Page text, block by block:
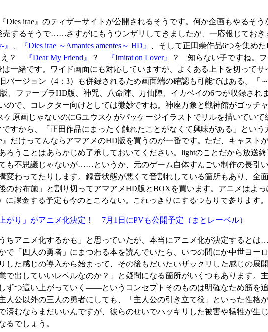
irae』のティザーサイトが公開されるそうです。何か企画もやるそう
売するそうで……さすがにもうウンザリしてきましたが、一応報じておき
『Dies irae ～Amantes amentes～ HD』 、そして正田崇作品6つを集め
え？ 『Dear My Friend』 ？ 『Imitation Lover』
？ 知らない子ですね。
一緒です。ワイド画面にも対応していますが、よくある上下を切ってサ
ージョン（4：3）も併録されるため画面端の確認も可能ではある。「～
、ファーブラHD版、神咒、八命陣、万仙陣、イカベイの6つが収録され
ので、コレクター向けとしては微妙ですね。神座万象と戦神館がゴッチ
原画じゃないのにGユウスケがパッケージイラストでリルを描いていて
すから、「正田作品にまったく触れたことがなくて興味がある」とい
だけってんならアマアメのHD版を買うのが一番です。ただ、キャスト
うことはあらかじめ了承しておいてください。lightのことだから放送
も不思議じゃないが……というか、元のゲーム自体すんごい制作の長引
わってたりします。録音状態が悪くて音割れしている箇所もあり、全
お布施」と割り切ってアマアメHD版とBOXを買います。アニメはよっ
課金する予定も今のところない。これっきりにするつもりで参ります。
がり」がアニメ化決定！ 7月1日にPVも公開予定 （まとレーベル）
ちアニメ化するかも」と思っていたが、本当にアニメ化が決定すると
で「四人の勇者」にまつわる本を読んでいたら、いつの間にか中世ヨー
た感じの導入から始まって、その後もだいたいザックリした感じの展
出していいレベルなのか？」と疑問になる箇所がいくつもあります。
ずつ這い上がっていく――というコンセプトそのものは明確なため筋を
人公以外の三人の勇者にしても、「主人公の引き立て役」といった性格
済むならまだいいんですが、彼らのせいでハッキリした被害や犠牲が生
るでしょう。